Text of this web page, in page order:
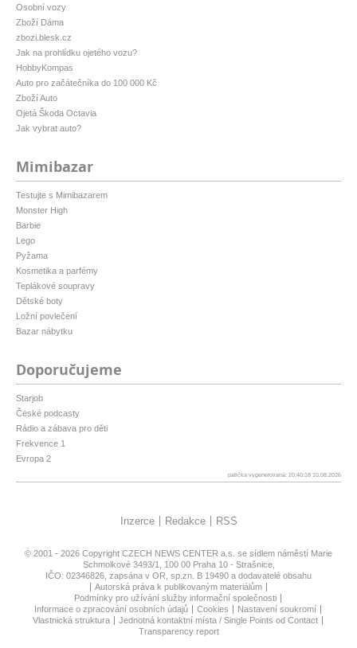
Osobní vozy
Zboží Dáma
zbozi.blesk.cz
Jak na prohlídku ojetého vozu?
HobbyKompas
Auto pro začátečníka do 100 000 Kč
Zboží Auto
Ojetá Škoda Octavia
Jak vybrat auto?
Mimibazar
Testujte s Mimibazarem
Monster High
Barbie
Lego
Pyžama
Kosmetika a parfémy
Teplákové soupravy
Dětské boty
Ložní povlečení
Bazar nábytku
Doporučujeme
Starjob
České podcasty
Rádio a zábava pro děti
Frekvence 1
Evropa 2
patička vygenerovaná: 20:40:18 10.08.2026
Inzerce Redakce RSS
© 2001 - 2026 Copyright CZECH NEWS CENTER a.s. se sídlem náměstí Marie
Schmolkové 3493/1, 100 00 Praha 10 - Strašnice,
IČO: 02346826, zapsána v OR, sp.zn. B 19490 a dodavatelé obsahu
Autorská práva k publikovaným materiálům
Podmínky pro užívání služby informační společnosti
Informace o zpracování osobních údajů
Cookies
Nastavení soukromí
Vlastnická struktura
Jednotná kontaktní místa / Single Points od Contact
Transparency report